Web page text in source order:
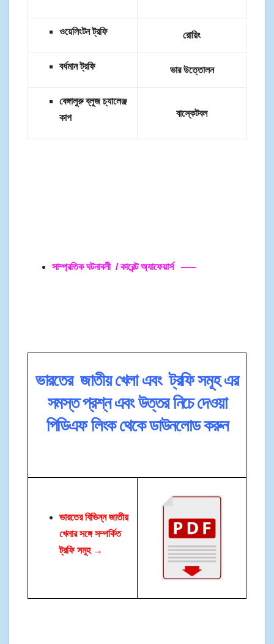
ওয়েলিংটন ট্রফি রোয়িং
বর্ধমান ট্রফি ভার উত্তোলন
বেঙ্গালুরু ব্লুজ চ্যালেঞ্জ
কাপ
বাস্কেটবল
সাম্প্রতিক ঘটনাবলী / কারেন্ট অ্যাফেয়ার্স —–
ভারতের জাতীয় খেলা এবং ট্রফি সমূহ এর
সমস্ত প্রশ্ন এবং উত্তর নিচে দেওয়া
পিডিএফ লিংক থেকে ডাউনলোড করুন
ভারতের বিভিন্ন জাতীয়
খেলার সঙ্গে সম্পর্কিত
ট্রফি সমূহ →